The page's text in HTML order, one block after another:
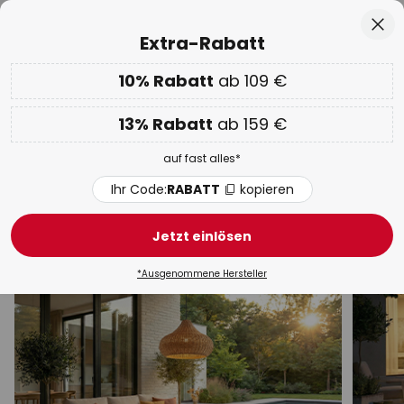
Nur
02D 16H 34M 20S
EXTRA 10% ab 109 € & 13% ab 159 €auf fast alles
Code:RABATT kopieren
WOW Week:Bis zu -70%
Außenleuchten
Mit Bewegungsmelder
Extra-Rabatt
10% Rabatt ab 109 €
13% Rabatt ab 159 €
auf fast alles*
Ihr Code:RABATT kopieren
Jetzt einlösen
*Ausgenommene Hersteller